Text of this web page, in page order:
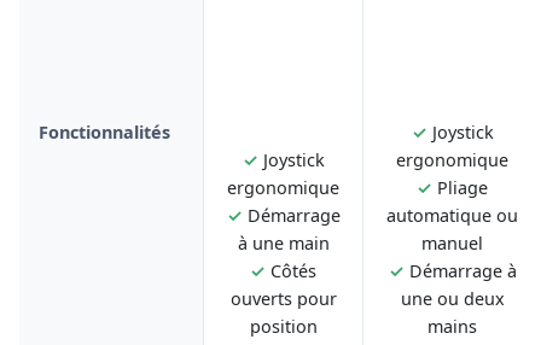
Fonctionnalités
✓ Joystick
ergonomique
✓ Démarrage
à une main
✓ Côtés
ouverts pour
position
✓ Joystick
ergonomique
✓ Pliage
automatique ou
manuel
✓ Démarrage à
une ou deux
mains